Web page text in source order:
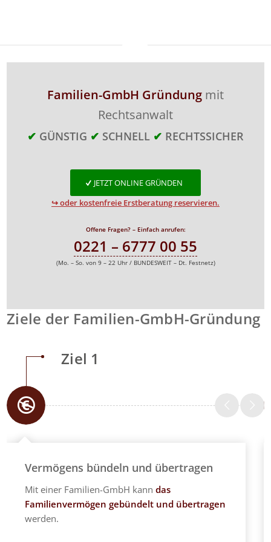
Familien-GmbH Gründung mit
Rechtsanwalt
✔ GÜNSTIG ✔ SCHNELL ✔ RECHTSSICHER
JETZT ONLINE GRÜNDEN
↪ oder kostenfreie Erstberatung reservieren.
Offene Fragen? – Einfach anrufen:
0221 – 6777 00 55
(Mo. – So. von 9 – 22 Uhr / BUNDESWEIT – Dt. Festnetz)
Ziele der Familien-GmbH-Gründung
Ziel 1
Vermögens bündeln und übertragen
Mit einer Familien-GmbH kanndas
Familienvermögen gebündelt und übertragen
werden.